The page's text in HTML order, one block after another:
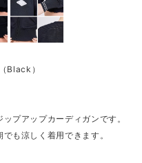
Black）
プアップカーディガンです。
も涼しく着用できます。